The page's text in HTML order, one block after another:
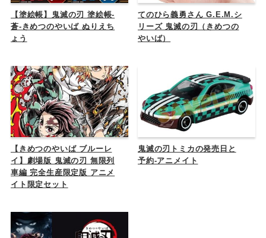
【塗絵帳】鬼滅の刃 塗絵帳-
蒼-きめつのやいば ぬりえち
ょう
てのひら義勇さん G.E.M.シ
リーズ 鬼滅の刃（きめつの
やいば）
【きめつのやいば ブルーレ
イ】劇場版 鬼滅の刃 無限列
車編 完全生産限定版 アニメ
イト限定セット
鬼滅の刃トミカの発売日と
予約-アニメイト